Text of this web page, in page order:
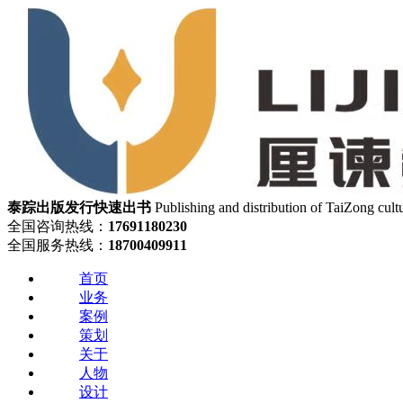
泰踪出版发行快速出书 Publishing and distribution of TaiZong
全国咨询热线： 17691180230
全国服务热线： 18700409911
首页
业务
案例
策划
关于
人物
设计